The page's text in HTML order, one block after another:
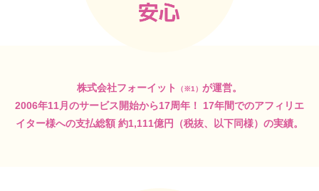
株式会社フォーイット （※1） が運営。
2006年11月のサービス開始から17周年！
17年間でのアフィリエ
イター様への支払総額 約1,111億円（税抜、以下同様）の実績。